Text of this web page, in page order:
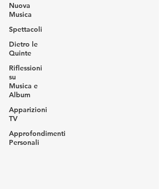
Nuova
Musica
Spettacoli
Dietro le
Quinte
Riflessioni
su
Musica e
Album
Apparizioni
TV
Approfondimenti
Personali